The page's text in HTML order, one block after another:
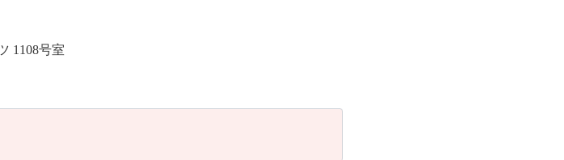
1108号室